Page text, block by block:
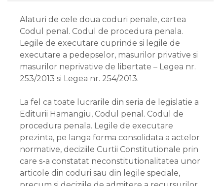
Alaturi de cele doua coduri penale, cartea
Codul penal. Codul de procedura penala.
Legile de executare cuprinde si legile de
executare a pedepselor, masurilor privative si
masurilor neprivative de libertate – Legea nr.
253/2013 si Legea nr. 254/2013.
La fel ca toate lucrarile din seria de legislatie a
Editurii Hamangiu, Codul penal. Codul de
procedura penala. Legile de executare
prezinta, pe langa forma consolidata a actelor
normative, deciziile Curtii Constitutionale prin
care s-a constatat neconstitutionalitatea unor
articole din coduri sau din legile speciale,